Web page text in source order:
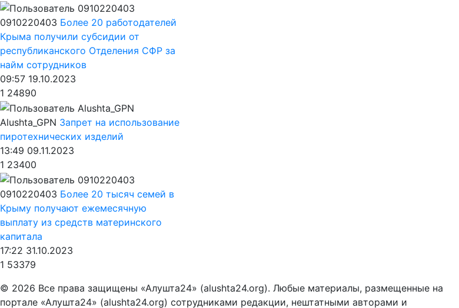
0910220403 Более 20 работодателей
Крыма получили субсидии от
республиканского Отделения СФР за
найм сотрудников
09:57 19.10.2023
1 24890
Alushta_GPN Запрет на использование
пиротехнических изделий
13:49 09.11.2023
1 23400
0910220403 Более 20 тысяч семей в
Крыму получают ежемесячную
выплату из средств материнского
капитала
17:22 31.10.2023
1 53379
© 2026 Все права защищены «Алушта24» (alushta24.org). Любые материалы, размещенные на
портале «Алушта24» (alushta24.org) сотрудниками редакции, нештатными авторами и